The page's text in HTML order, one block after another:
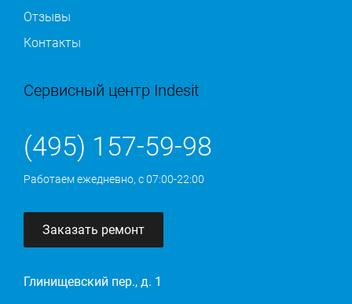
Отзывы
Контакты
Сервисный центр Indesit
(495) 157-59-98
Работаем ежедневно, с 07:00-22:00
Заказать ремонт
Глинищевский пер., д. 1